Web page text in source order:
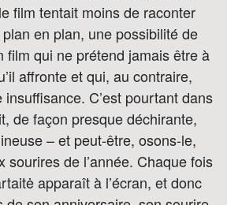
film tentait moins de raconter
en plan, une possibilité de
film qui ne prétend jamais être à
affronte et qui, au contraire,
C’est pourtant dans
de façon presque déchirante,
– et peut-être, osons-le,
sourires de l’année. Chaque fois
apparaît à l’écran, et donc